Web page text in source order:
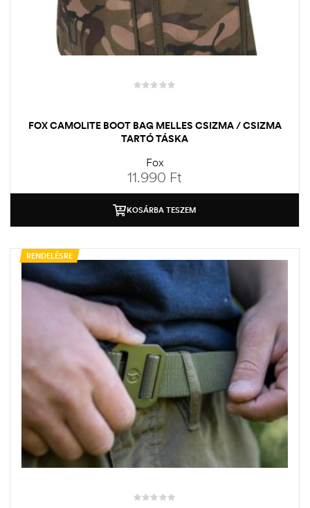
FOX CAMOLITE BOOT BAG MELLES CSIZMA / CSIZMA
TARTÓ TÁSKA
Fox
11.990 Ft
KOSÁRBA TESZEM
RENDELÉSRE